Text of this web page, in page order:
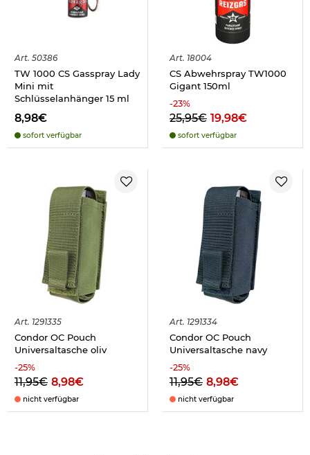
Art. 50386
TW 1000 CS Gasspray Lady
Mini mit
Schlüsselanhänger 15 ml
8,98€
sofort verfügbar
Art. 18004
CS Abwehrspray TW1000
Gigant 150ml
-23%
25,95€ 19,98€
sofort verfügbar
Art. 1291335
Condor OC Pouch
Universaltasche oliv
-25%
11,95€ 8,98€
nicht verfügbar
Art. 1291334
Condor OC Pouch
Universaltasche navy
-25%
11,95€ 8,98€
nicht verfügbar